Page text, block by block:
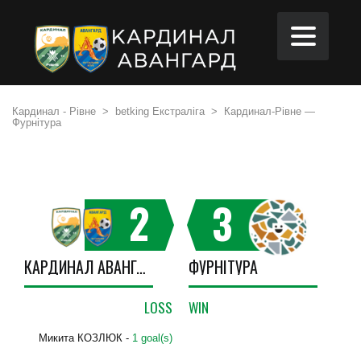
Кардинал - Рівне > betking Екстраліга >
Кардинал-Рівне —
Фурнітура
2
КАРДИНАЛ АВАНГАРД
LOSS
Микита КОЗЛЮК - 1 goal(s)
3
ФУРНІТУРА
WIN